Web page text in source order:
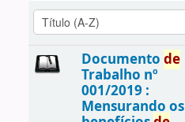
Documento de
Trabalho nº
001/2019 :
Mensurando os